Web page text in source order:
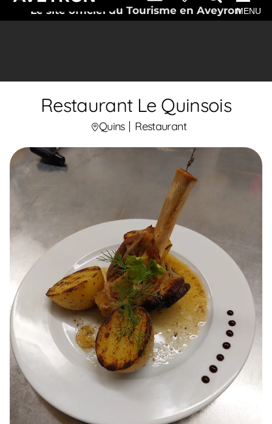
Le site officiel du Tourisme en AveyronMENU
Restaurant Le Quinsois
Quins Restaurant